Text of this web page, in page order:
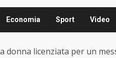
Economia Sport Video
donna licenziata per un